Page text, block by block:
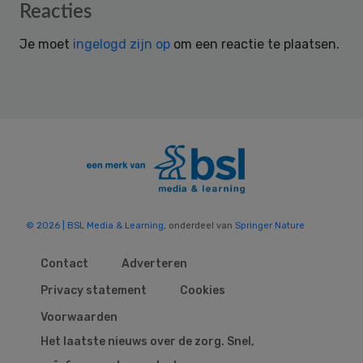
Reader
Reacties
Je moet ingelogd zijn op om een reactie te plaatsen.
© 2026 | BSL Media & Learning, onderdeel van Springer Nature
Contact
Adverteren
Privacy statement
Cookies
Voorwaarden
Het laatste nieuws over de zorg. Snel,